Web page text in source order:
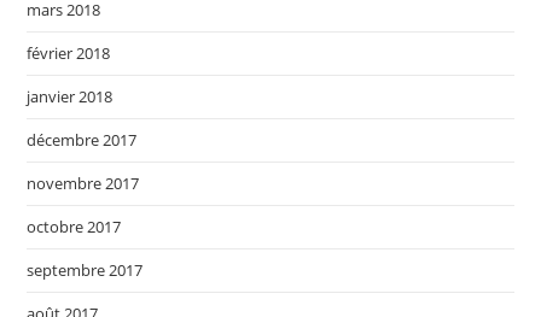
mars 2018
février 2018
janvier 2018
décembre 2017
novembre 2017
octobre 2017
septembre 2017